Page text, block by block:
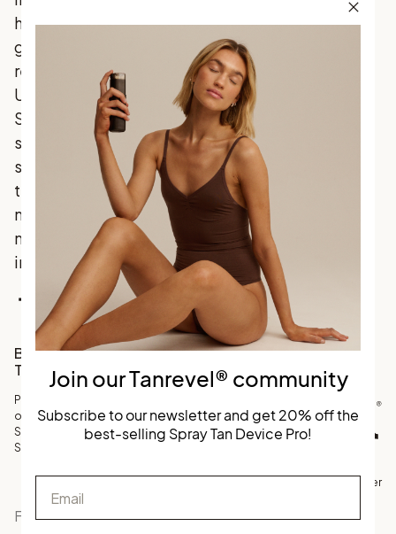
hud älskar, och som
ger ett naturligt
resultat - varje gång.
Upptäck
Skandinaviens mest
sålda brun utan sol
som förenar
traditionella favoriter
med
marknadsledande
innovation.
Facebook
Instagram
TikTok
Betalning
Frakt och
leverans
Returer och
byten
Integritetspolicy
Bli en del av vårt
Tanrevel® community
Prenumerera på vårt nyhetsbrev
och få 20% rabatt på
Skandinaviens bästsäljande
Spray Tan Device.
Personuppgifter
Join our Tanrevel® community
Subscribe to our newsletter and get 20% off the
best-selling Spray Tan Device Pro!